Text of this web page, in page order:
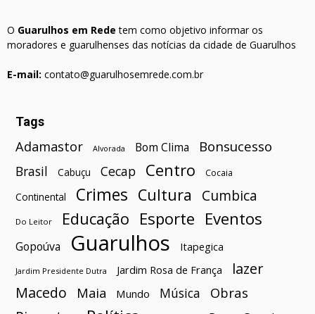
O Guarulhos em Rede tem como objetivo informar os
moradores e guarulhenses das notícias da cidade de Guarulhos
E-mail: contato@guarulhosemrede.com.br
Tags
Adamastor Alvorada Bom Clima Bonsucesso
Brasil Cabuçu Cecap Centro Cocaia
Continental Crimes Cultura Cumbica
Do Leitor Educação Esporte Eventos
Gopoúva Guarulhos Itapegica
Jardim Presidente Dutra Jardim Rosa de França
lazer
Macedo
Maia Mundo Música Obras